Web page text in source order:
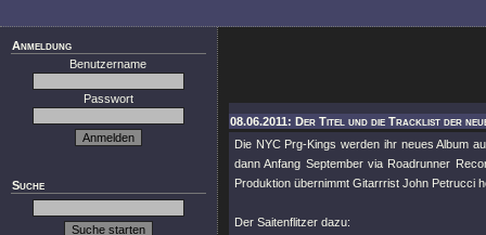
Anmeldung
Benutzername
Passwort
Suche
08.06.2011: Der Titel und die Tracklist der
Die NYC Prg-Kings werden ihr neues Album
dann Anfang September via Roadrunner
Produktion übernimmt Gitarrrist John Petrucci
Der Saitenflitzer dazu: